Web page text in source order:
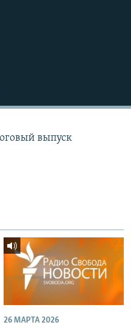
выпуск
26 МАРТА 2026